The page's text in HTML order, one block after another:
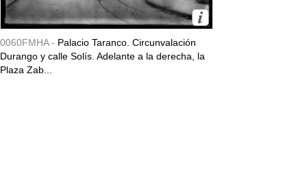
0060FMHA - Palacio Taranco. Circunvalación
Durango y calle Solís. Adelante a la derecha, la
Plaza Zab...